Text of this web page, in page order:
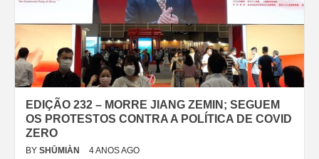
EDIÇÃO 232 – MORRE JIANG ZEMIN; SEGUEM
OS PROTESTOS CONTRA A POLÍTICA DE COVID
ZERO
BY SHŪMIÀN 4 ANOS AGO